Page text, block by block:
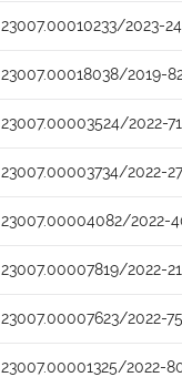
23007.00010233/2023-24
23007.00018038/2019-
23007.00003524/2022-71
23007.00003734/2022-27
23007.00004082/2022-
23007.00007819/2022-21
23007.00007623/2022-75
23007.00001325/2022-